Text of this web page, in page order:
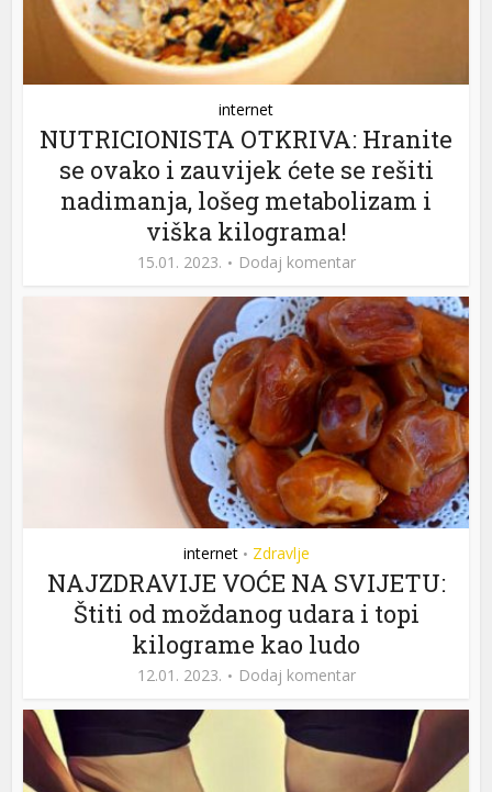
internet
NUTRICIONISTA OTKRIVA: Hranite
se ovako i zauvijek ćete se rešiti
nadimanja, lošeg metabolizam i
viška kilograma!
15.01. 2023. Dodaj komentar
internet • Zdravlje
NAJZDRAVIJE VOĆE NA SVIJETU:
Štiti od moždanog udara i topi
kilograme kao ludo
12.01. 2023. Dodaj komentar